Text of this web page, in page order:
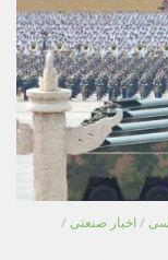
/ اخبار صنعتی /